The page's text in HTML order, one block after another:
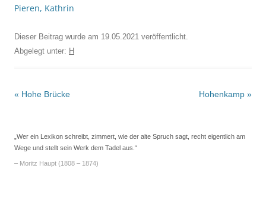
Pieren, Kathrin
Dieser Beitrag wurde am 19.05.2021 veröffentlicht.
Abgelegt unter: H
Beitrags-
« Hohe Brücke Hohenkamp »
„Wer ein Lexikon schreibt, zimmert, wie der alte Spruch sagt, recht eigentlich am
Wege und stellt sein Werk dem Tadel aus.“
– Moritz Haupt (1808 – 1874)